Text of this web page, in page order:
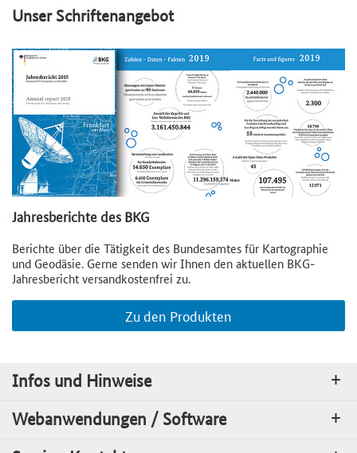
Unser Schriftenangebot
Jahresberichte des BKG
Berichte über die Tätigkeit des Bundesamtes für Kartographie
und Geodäsie. Gerne senden wir Ihnen den aktuellen BKG-
Jahresbericht versandkostenfrei zu.
Zu den Produkten
Infos und Hinweise
Webanwendungen / Software